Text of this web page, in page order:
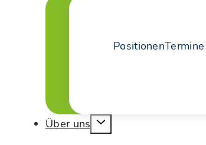
PositionenTermine
Über uns